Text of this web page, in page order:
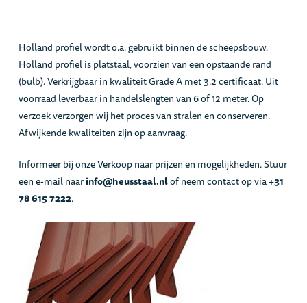
Holland profiel wordt o.a. gebruikt binnen de scheepsbouw.
Holland profiel is platstaal, voorzien van een opstaande rand
(bulb). Verkrijgbaar in kwaliteit Grade A met 3.2 certificaat. Uit
voorraad leverbaar in handelslengten van 6 of 12 meter. Op
verzoek verzorgen wij het proces van stralen en conserveren.
Afwijkende kwaliteiten zijn op aanvraag.
Informeer bij onze Verkoop naar prijzen en mogelijkheden. Stuur
een e-mail naarinfo@heusstaal.nlof neem contact op via +31
78 615 7222.